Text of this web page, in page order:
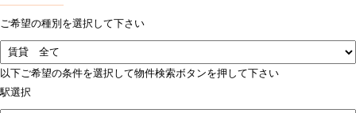
ご希望の種別を選択して下さい
以下ご希望の条件を選択して物件検索ボタンを押して下さい
駅選択